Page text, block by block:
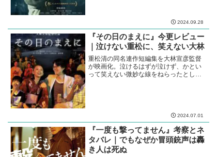
2024.09.28
『その日のまえに』今更レビュー
｜泣けない重松に、笑えない大林
重松清の同名連作短編集を大林宣彦監督
が映画化。泣けるはずが泣けず、かとい
って笑えない微妙な線をねらったとしか
2024.07.01
『一度も撃ってません』考察とネ
タバレ｜でもなぜか冒頭銃声は轟
き人は死ぬ